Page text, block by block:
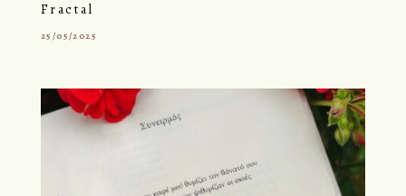
Fractal
25/05/2025